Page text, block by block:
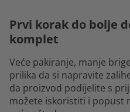
Prvi korak do bolje
komplet
Veće pakiranje, manje
prilika da si napravite
da proizvod podijelite s
možete iskoristiti i popust